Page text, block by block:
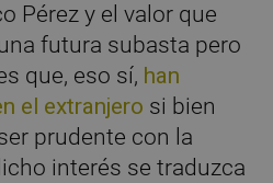
Pérez y el valor que
futura subasta pero
que, eso sí, han
el extranjero si bien
prudente con la
interés se traduzca